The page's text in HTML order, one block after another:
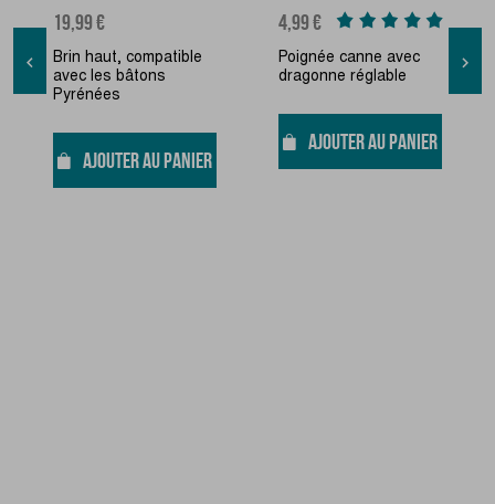

Prix
19,99 €
Brin haut, compatible
avec les bâtons
Pyrénées
AJOUTER AU PANIER
Prix
4,99 €
Poignée canne avec
dragonne réglable
AJOUTER AU PANIER
